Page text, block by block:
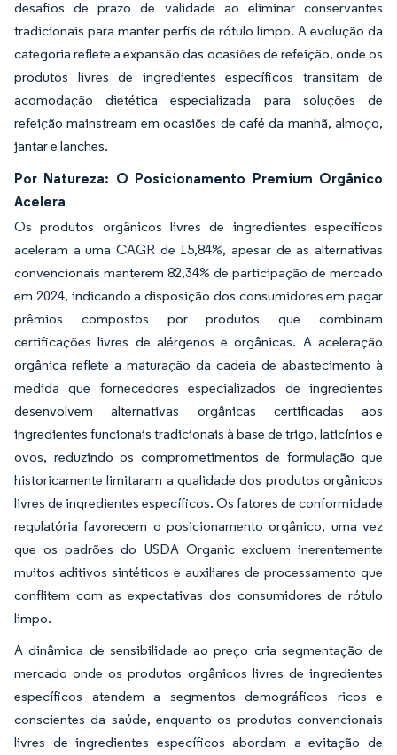
desafios de prazo de validade ao eliminar conservantes
tradicionais para manter perfis de rótulo limpo. A evolução da
categoria reflete a expansão das ocasiões de refeição, onde os
produtos livres de ingredientes específicos transitam de
acomodação dietética especializada para soluções de
refeição mainstream em ocasiões de café da manhã, almoço,
jantar e lanches.
Por Natureza: O Posicionamento Premium Orgânico
Acelera
Os produtos orgânicos livres de ingredientes específicos
aceleram a uma CAGR de 15,84%, apesar de as alternativas
convencionais manterem 82,34% de participação de mercado
em 2024, indicando a disposição dos consumidores em pagar
prêmios compostos por produtos que combinam
certificações livres de alérgenos e orgânicas. A aceleração
orgânica reflete a maturação da cadeia de abastecimento à
medida que fornecedores especializados de ingredientes
desenvolvem alternativas orgânicas certificadas aos
ingredientes funcionais tradicionais à base de trigo, laticínios e
ovos, reduzindo os comprometimentos de formulação que
historicamente limitaram a qualidade dos produtos orgânicos
livres de ingredientes específicos. Os fatores de conformidade
regulatória favorecem o posicionamento orgânico, uma vez
que os padrões do USDA Organic excluem inerentemente
muitos aditivos sintéticos e auxiliares de processamento que
conflitem com as expectativas dos consumidores de rótulo
limpo.
A dinâmica de sensibilidade ao preço cria segmentação de
mercado onde os produtos orgânicos livres de ingredientes
específicos atendem a segmentos demográficos ricos e
conscientes da saúde, enquanto os produtos convencionais
livres de ingredientes específicos abordam a evitação de